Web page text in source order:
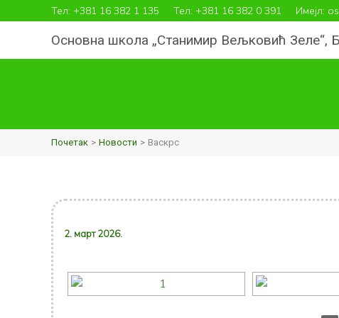
на
Тел: +381 16 382 1 135 Тел: +381 16 382 0 391 Имејл:
Основна школа „Станимир Вељковић Зеле“,
Почетак Новости Васкрс
2. март 2026.